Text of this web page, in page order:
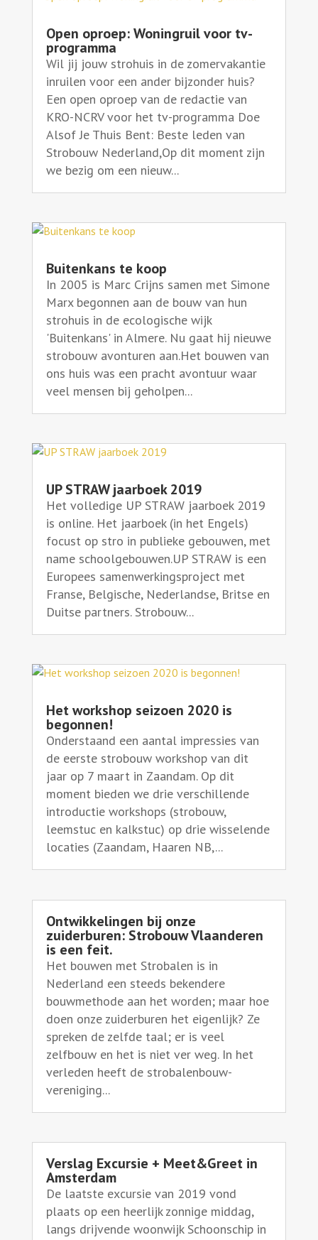
Open oproep: Woningruil voor tv-
programma
Wil jij jouw strohuis in de zomervakantie
inruilen voor een ander bijzonder huis?
Een open oproep van de redactie van
KRO-NCRV voor het tv-programma Doe
Alsof Je Thuis Bent: Beste leden van
Strobouw Nederland,Op dit moment zijn
we bezig om een nieuw...
Buitenkans te koop
In 2005 is Marc Crijns samen met Simone
Marx begonnen aan de bouw van hun
strohuis in de ecologische wijk
'Buitenkans' in Almere. Nu gaat hij nieuwe
strobouw avonturen aan.Het bouwen van
ons huis was een pracht avontuur waar
veel mensen bij geholpen...
UP STRAW jaarboek 2019
Het volledige UP STRAW jaarboek 2019
is online. Het jaarboek (in het Engels)
focust op stro in publieke gebouwen, met
name schoolgebouwen.UP STRAW is een
Europees samenwerkingsproject met
Franse, Belgische, Nederlandse, Britse en
Duitse partners. Strobouw...
Het workshop seizoen 2020 is
begonnen!
Onderstaand een aantal impressies van
de eerste strobouw workshop van dit
jaar op 7 maart in Zaandam. Op dit
moment bieden we drie verschillende
introductie workshops (strobouw,
leemstuc en kalkstuc) op drie wisselende
locaties (Zaandam, Haaren NB,...
Ontwikkelingen bij onze
zuiderburen: Strobouw Vlaanderen
is een feit.
Het bouwen met Strobalen is in
Nederland een steeds bekendere
bouwmethode aan het worden; maar hoe
doen onze zuiderburen het eigenlijk? Ze
spreken de zelfde taal; er is veel
zelfbouw en het is niet ver weg. In het
verleden heeft de strobalenbouw-
vereniging...
Verslag Excursie + Meet&Greet in
Amsterdam
De laatste excursie van 2019 vond
plaats op een heerlijk zonnige middag,
langs drijvende woonwijk Schoonschip in